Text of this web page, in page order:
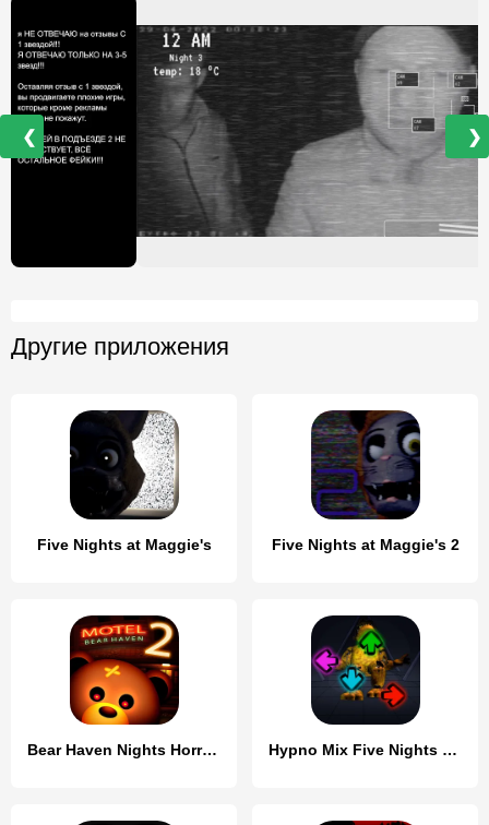
❮ ❯
Другие приложения
Five Nights at Maggie's Five Nights at Maggie's 2
Bear Haven Nights Horror 2 Hypno Mix Five Nights Battle